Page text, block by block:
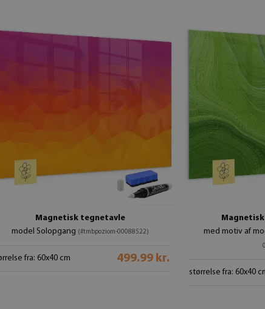
Magnetisk tegnetavle
model Solopgang (#tmbpoziom-00088522)
fra: 60x40 cm 499.99 kr.
med motiv af
størrelse fra: 60x40